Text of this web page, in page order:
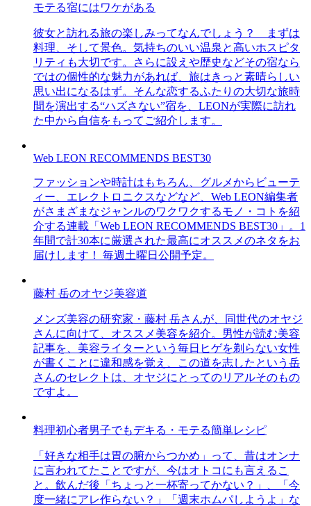
モテる宿にはワケがある
彼女と訪れる旅の楽しみってなんでしょう？ まずは
料理、そして景色。気持ちのいい温泉と高いホスピタ
リティも大切です。さらに設えや歴史などその宿なら
ではの個性的な魅力があれば、旅はきっと素晴らしい
思い出になるはず。そんな恋するふたりの大切な旅時
間を演出する“ハズさない”宿を、LEONが実際に訪れ
た中から自信をもってご紹介します。
Web LEON RECOMMENDS BEST30
ファッションや時計はもちろん、グルメからビューテ
ィー、エレクトロニクスなどなど、Web LEON編集者
がさまざまなジャンルのワクワクするモノ・コトを紹
介する連載「Web LEON RECOMMENDS BEST30」。1
年間で計30本に厳選された最高にオススメのネタをお
届けします！ 毎週土曜日公開予定。
藤村 岳のオヤジ美容道
メンズ美容の研究家・藤村 岳さんが、同世代のオヤジ
さんに向けて、オススメ美容を紹介。男性が読む美容
記事を、美容ライターという毎日ヒゲを剃らない女性
が書くことに違和感を覚え、この道を志したという岳
さんのセレクトは、オヤジにとってのリアルそのもの
ですよ。
料理初心者男子でもデキる・モテる簡単レシピ
「好きな相手は胃の腑からつかめ」って、昔はオンナ
に言われてたことですが、今はオトコにも言えるこ
と。飲んだ後「ちょっと一杯寄ってかない？」、「今
度一緒にアレ作らない？」「週末ホムパしようよ」な